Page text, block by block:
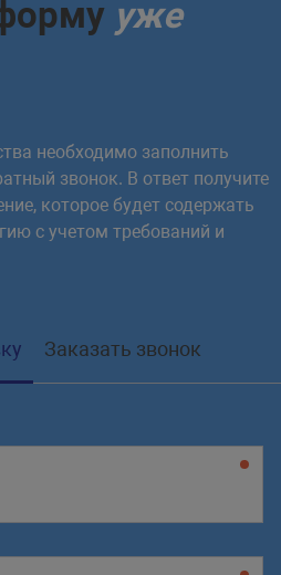
уже
необходимо заполнить
звонок. В ответ получите
которое будет содержать
с учетом требований и
Заказать звонок